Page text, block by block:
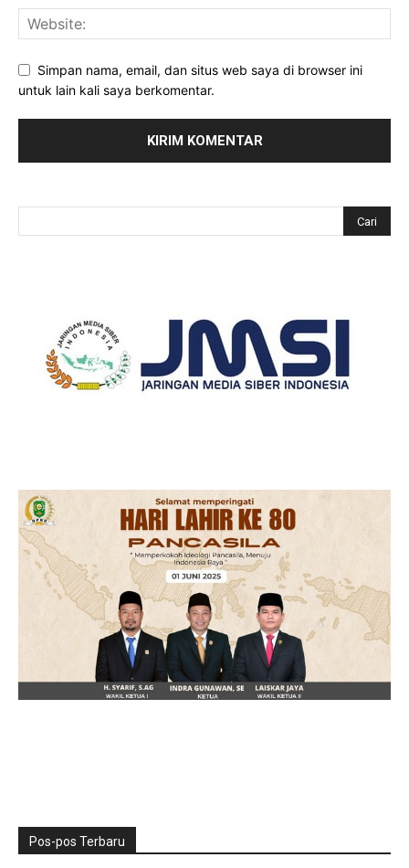
Simpan nama, email, dan situs web saya di browser ini
untuk lain kali saya berkomentar.
Pos-pos Terbaru